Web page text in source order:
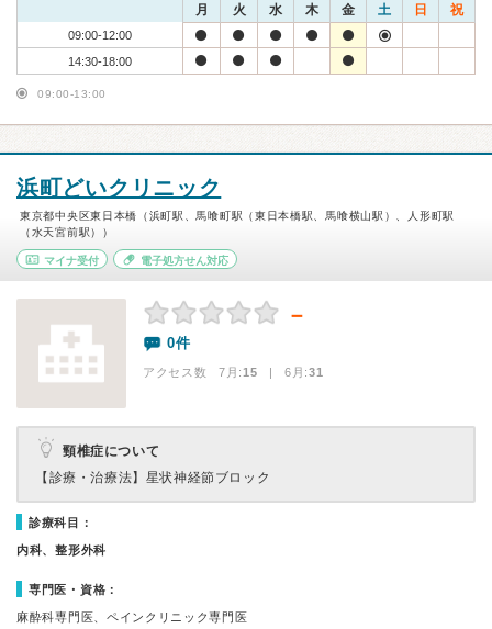
月 火 水 木 金 土 日 祝
09:00-12:00
14:30-18:00
09:00-13:00
浜町どいクリニック
東京都中央区東日本橋（浜町駅、馬喰町駅（東日本橋駅、馬喰横山駅）、人形町駅
（水天宮前駅））
マイナ受付 電子処方せん対応
－
0件
アクセス数 7月:15 | 6月:31
頸椎症について
【診療・治療法】 星状神経節ブロック
診療科目：
内科、整形外科
専門医・資格：
麻酔科専門医、ペインクリニック専門医